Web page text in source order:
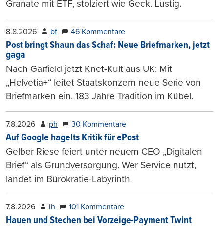
Granate mit ETF, stolziert wie Geck. Lustig.
8.8.2026 bf 46 Kommentare
Post bringt Shaun das Schaf: Neue Briefmarken, jetzt
gaga
Nach Garfield jetzt Knet-Kult aus UK: Mit
„Helvetia+“ leitet Staatskonzern neue Serie von
Briefmarken ein. 183 Jahre Tradition im Kübel.
7.8.2026 ph 30 Kommentare
Auf Google hagelts Kritik für ePost
Gelber Riese feiert unter neuem CEO „Digitalen
Brief“ als Grundversorgung. Wer Service nutzt,
landet im Bürokratie-Labyrinth.
7.8.2026 lh 101 Kommentare
Hauen und Stechen bei Vorzeige-Payment Twint